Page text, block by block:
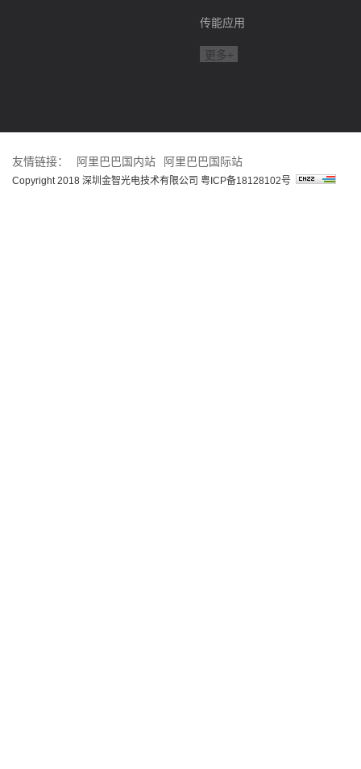
传能应用
更多+
友情链接： 阿里巴巴国内站 阿里巴巴国际站
Copyright 2018 深圳金智光电技术有限公司 粤ICP备18128102号